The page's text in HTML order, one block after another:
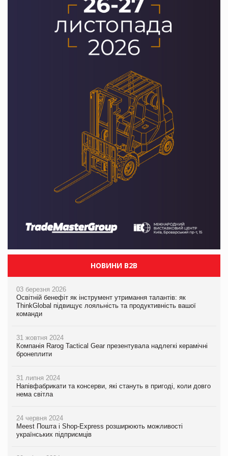
НОВИНИ B2B
03 березня 2026
Освітній бенефіт як інструмент утримання талантів: як
ThinkGlobal підвищує лояльність та продуктивність вашої
команди
31 жовтня 2024
Компанія Rarog Tactical Gear презентувала надлегкі керамічні
бронеплити
31 липня 2024
Напівфабрикати та консерви, які стануть в пригоді, коли довго
нема світла
24 червня 2024
Meest Пошта і Shop-Express розширюють можливості
українських підприємців